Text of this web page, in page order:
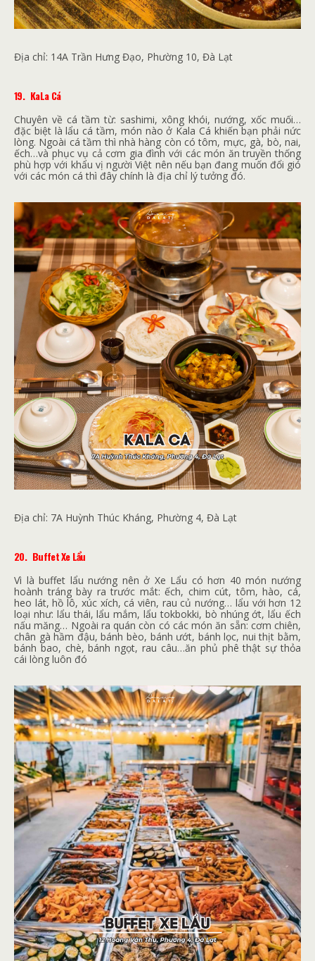
Địa chỉ: 14A Trần Hưng Đạo, Phường 10, Đà Lạt
19. KaLa Cá
Chuyên về cá tầm từ: sashimi, xông khói, nướng, xốc muối…
đặc biệt là lẩu cá tầm, món nào ở Kala Cá khiến bạn phải nức
lòng. Ngoài cá tầm thì nhà hàng còn có tôm, mực, gà, bò, nai,
ếch…và phục vụ cả cơm gia đình với các món ăn truyền thống
phù hợp với khẩu vị người Việt nên nếu bạn đang muốn đổi gió
với các món cá thì đây chính là địa chỉ lý tưởng đó.
Địa chỉ: 7A Huỳnh Thúc Kháng, Phường 4, Đà Lạt
20. Buffet Xe Lẩu
Vì là buffet lẩu nướng nên ở Xe Lẩu có hơn 40 món nướng
hoành tráng bày ra trước mắt: ếch, chim cút, tôm, hào, cá,
heo lát, hồ lô, xúc xích, cá viên, rau củ nướng… lẩu với hơn 12
loại như: lẩu thái, lẩu mắm, lẩu tokbokki, bò nhúng ớt, lẩu ếch
nấu măng… Ngoài ra quán còn có các món ăn sẵn: cơm chiên,
chân gà hầm đậu, bánh bèo, bánh ướt, bánh lọc, nui thịt bằm,
bánh bao, chè, bánh ngọt, rau câu…ăn phủ phê thật sự thỏa
cái lòng luôn đó